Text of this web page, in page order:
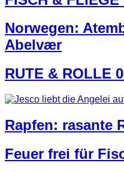
Norwegen:
Abelvær
RUTE & ROLLE
Rapfen: rasante
Feuer frei für